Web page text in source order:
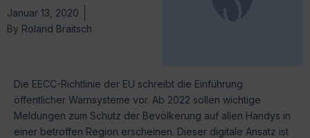
Januar 13, 2020
By Roland Braitsch
Die EECC-Richtlinie der EU schreibt die Einführung
öffentlicher Warnsysteme vor. Ab 2022 sollen wichtige
Meldungen zum Schutz der Bevölkerung auf allen Handys in
einer betroffen Region erscheinen. Dieser digitale Ansatz ist